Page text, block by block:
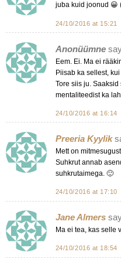
juba kuid joonud 😀
24/10/2016 at 15:21
Anonüümne
Eem. Ei. Ma ei
Piisab ka sellest,
Tore siis ju.
mentaliteedist ka
24/10/2016 at 16:14
Preeria Kyylik
Mett on
Suhkrut annab
suhkrutaimega. 🙂
24/10/2016 at 17:10
Jane Almers
Ma ei tea, kas selle
24/10/2016 at 18:54